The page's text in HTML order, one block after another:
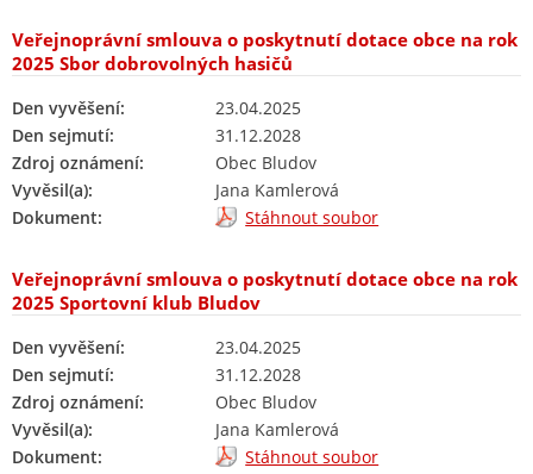
Veřejnoprávní smlouva o poskytnutí dotace obce na rok
2025 Sbor dobrovolných hasičů
Den vyvěšení:
23.04.2025
Den sejmutí:
31.12.2028
Zdroj oznámení:
Obec Bludov
Vyvěsil(a):
Jana Kamlerová
Dokument:
Stáhnout soubor
Veřejnoprávní smlouva o poskytnutí dotace obce na rok
2025 Sportovní klub Bludov
Den vyvěšení:
23.04.2025
Den sejmutí:
31.12.2028
Zdroj oznámení:
Obec Bludov
Vyvěsil(a):
Jana Kamlerová
Dokument:
Stáhnout soubor